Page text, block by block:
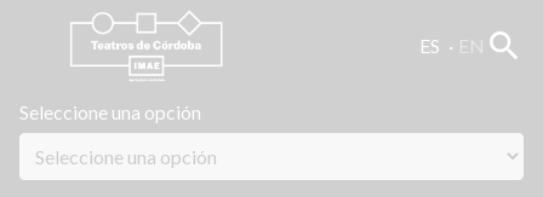
ES search
Seleccione una opción